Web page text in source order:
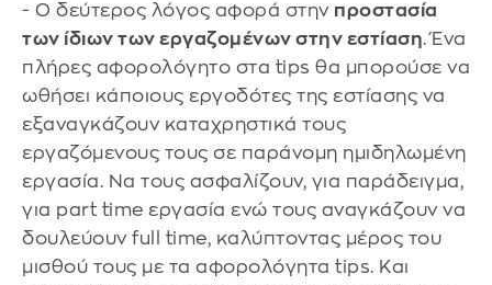
- Ο δεύτερος λόγος αφορά στην προστασία
των ίδιων των εργαζομένων στην εστίαση. Ένα
πλήρες αφορολόγητο στα tips θα μπορούσε να
ωθήσει κάποιους εργοδότες της εστίασης να
εξαναγκάζουν καταχρηστικά τους
εργαζόμενους τους σε παράνομη ημιδηλωμένη
εργασία. Να τους ασφαλίζουν, για παράδειγμα,
για part time εργασία ενώ τους αναγκάζουν να
δουλεύουν full time, καλύπτοντας μέρος του
μισθού τους με τα αφορολόγητα tips. Και